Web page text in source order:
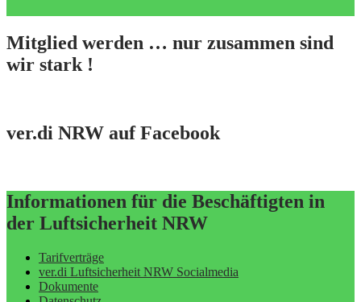
Mitglied werden … nur zusammen sind
wir stark !
ver.di NRW auf Facebook
Informationen für die Beschäftigten in
der Luftsicherheit NRW
Tarifverträge
ver.di Luftsicherheit NRW Socialmedia
Dokumente